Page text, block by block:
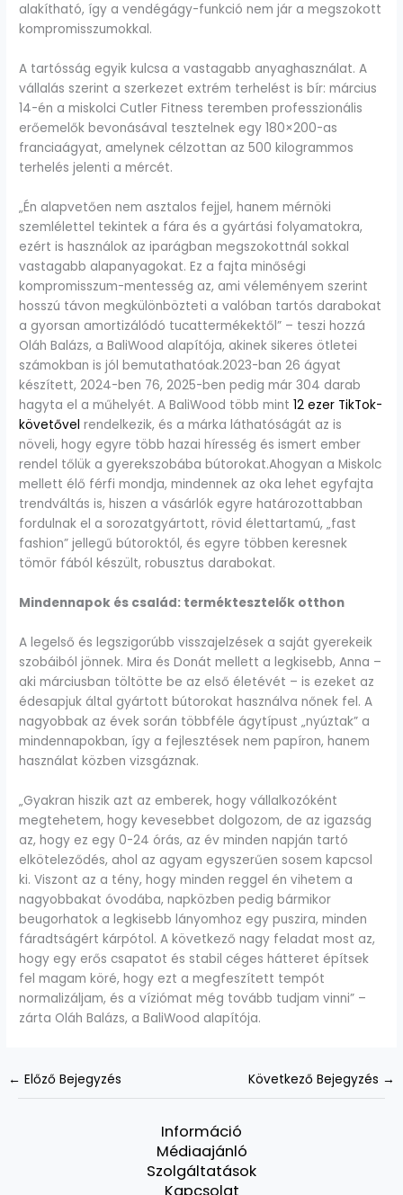
alakítható, így a vendégágy-funkció nem jár a megszokott
kompromisszumokkal.
A tartósság egyik kulcsa a vastagabb anyaghasználat. A
vállalás szerint a szerkezet extrém terhelést is bír: március
14-én a miskolci Cutler Fitness teremben professzionális
erőemelők bevonásával tesztelnek egy 180×200-as
franciaágyat, amelynek célzottan az 500 kilogrammos
terhelés jelenti a mércét.
„Én alapvetően nem asztalos fejjel, hanem mérnöki
szemlélettel tekintek a fára és a gyártási folyamatokra,
ezért is használok az iparágban megszokottnál sokkal
vastagabb alapanyagokat. Ez a fajta minőségi
kompromisszum-mentesség az, ami véleményem szerint
hosszú távon megkülönbözteti a valóban tartós darabokat
a gyorsan amortizálódó tucattermékektől” – teszi hozzá
Oláh Balázs, a BaliWood alapítója, akinek sikeres ötletei
számokban is jól bemutathatóak.2023-ban 26 ágyat
készített, 2024-ben 76, 2025-ben pedig már 304 darab
hagyta el a műhelyét. A BaliWood több mint12 ezer TikTok-
követővel rendelkezik, és a márka láthatóságát az is
növeli, hogy egyre több hazai híresség és ismert ember
rendel tőlük a gyerekszobába bútorokat.Ahogyan a Miskolc
mellett élő férfi mondja, mindennek az oka lehet egyfajta
trendváltás is, hiszen a vásárlók egyre határozottabban
fordulnak el a sorozatgyártott, rövid élettartamú, „fast
fashion” jellegű bútoroktól, és egyre többen keresnek
tömör fából készült, robusztus darabokat.
Mindennapok és család: terméktesztelők otthon
A legelső és legszigorúbb visszajelzések a saját gyerekeik
szobáiból jönnek. Mira és Donát mellett a legkisebb, Anna –
aki márciusban töltötte be az első életévét – is ezeket az
édesapjuk által gyártott bútorokat használva nőnek fel. A
nagyobbak az évek során többféle ágytípust „nyúztak” a
mindennapokban, így a fejlesztések nem papíron, hanem
használat közben vizsgáznak.
„Gyakran hiszik azt az emberek, hogy vállalkozóként
megtehetem, hogy kevesebbet dolgozom, de az igazság
az, hogy ez egy 0-24 órás, az év minden napján tartó
elköteleződés, ahol az agyam egyszerűen sosem kapcsol
ki. Viszont az a tény, hogy minden reggel én vihetem a
nagyobbakat óvodába, napközben pedig bármikor
beugorhatok a legkisebb lányomhoz egy puszira, minden
fáradtságért kárpótol. A következő nagy feladat most az,
hogy egy erős csapatot és stabil céges hátteret építsek
fel magam köré, hogy ezt a megfeszített tempót
normalizáljam, és a víziómat még tovább tudjam vinni” –
zárta Oláh Balázs, a BaliWood alapítója.
← Előző Bejegyzés Következő Bejegyzés →
Információ
Médiaajánló
Szolgáltatások